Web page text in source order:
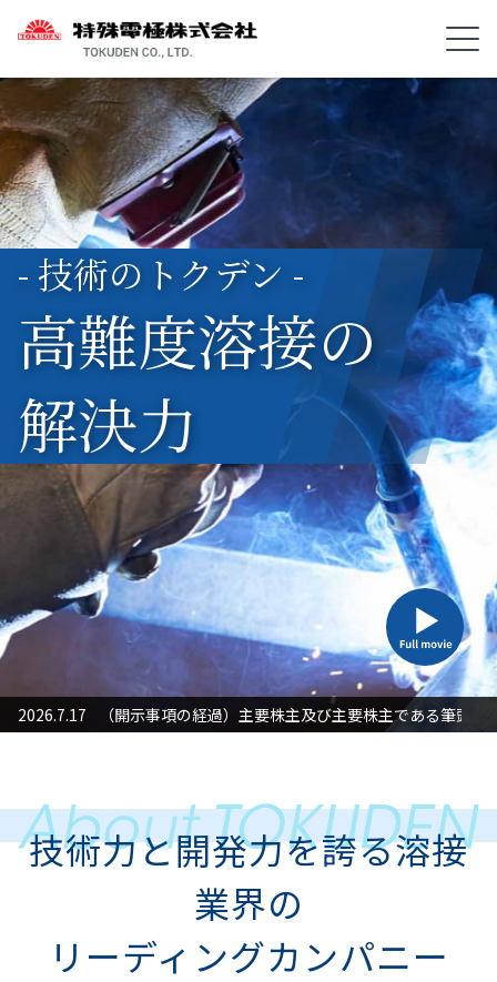
- 技術のトクデン -
高難度溶接の
解決力
対応」に関するお知らせ
2026.7.17 （開示事項の経過）主要株主及び主要株主である筆頭
技術力と開発力を誇る溶接
業界の
リーディングカンパニー